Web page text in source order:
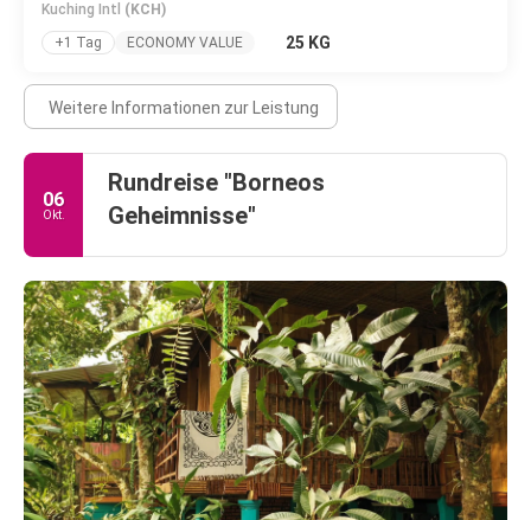
Kuching Intl (KCH)
+1 Tag
ECONOMY VALUE 25 KG
Weitere Informationen zur Leistung
06
Okt.
Rundreise "Borneos
Geheimnisse"